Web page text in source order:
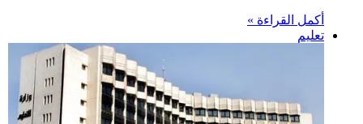
أكمل القراءة »
تعليم